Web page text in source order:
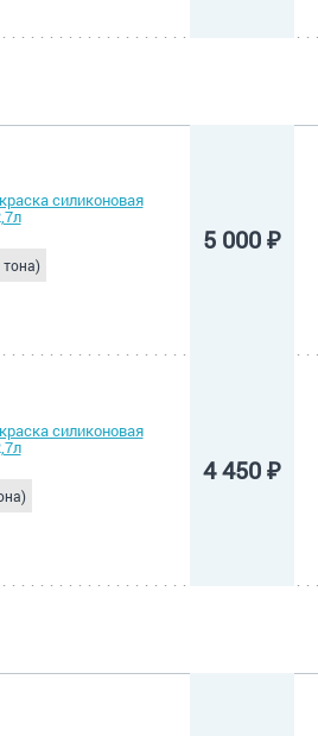
силиконовая
тона)
5 000 ₽
силиконовая
4 450 ₽